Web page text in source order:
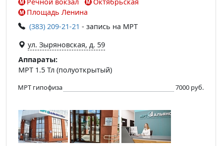
Площадь Ленина
(383) 209-21-21 - запись на МРТ
ул. Зыряновская, д. 59
Аппараты:
МРТ 1.5 Тл (полуоткрытый)
МРТ гипофиза 7000 руб.